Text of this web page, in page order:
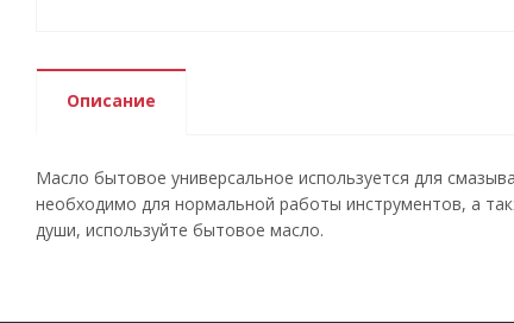
Описание
Масло бытовое универсальное используется для
необходимо для нормальной работы инструментов, а
души, используйте бытовое масло.